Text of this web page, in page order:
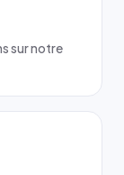
sur notre